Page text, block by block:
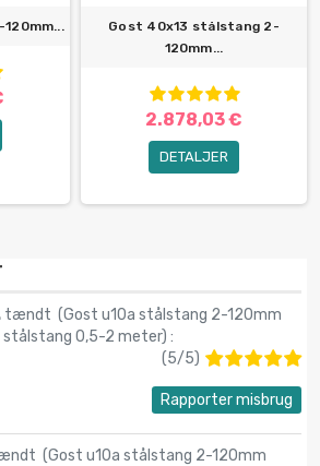
Gost 40x13 stålstang 2-
120mm...
2.878,03 €
DETALJER
tændt (Gost u10a stålstang 2-120mm
stålstang 0,5-2 meter) :
(5/5)
Rapporter misbrug
(Gost u10a stålstang 2-120mm